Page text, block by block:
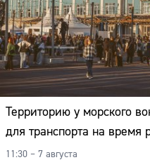
Территорию у морского
для транспорта на время
11:30 – 7 августа